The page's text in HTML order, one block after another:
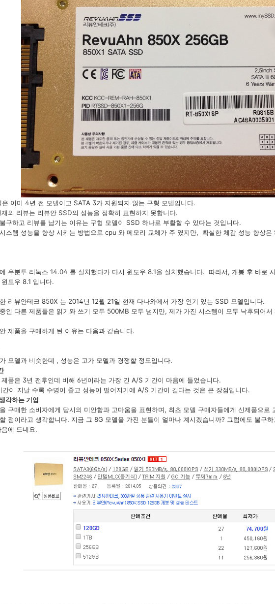
이미 4년 전 모델이고 SATA 3가 지원되지 않는 구형 모델입니다.
의 리뷰는 리뷰안 SSD의 성능을 정확히 표현하지 못합니다.
구하고 리뷰를 남기는 이유는 구형 모델이 SSD 하나로 부활할 수 있다는 것입니다.
스템 성능을 향상 시키는 방법으로 cpu 와 메모리 교체가 주 였지만, 확실한 체감 성능 향상은
우분투 리눅스 14.04 를 설치했다가 다시 윈도우 8.1을 설치했습니다. 따라서, 개봉 후 바로
도우 8.1 입니다.
리뷰안테크 850X 는 2014년 12월 21일 현재 다나와에서 가장 인기 있는 SSD 모델입니다.
인 다른 제품들은 읽기와 쓰기 모두 500MB 모두 넘지만, 제가 가진 시스템이 모두 낙후되어
제품을 구매하게 된 이유는 다음과 같습니다.
모델과 비슷한데 , 성능은 고가 모델과 경쟁할 정도입니다.
제품은 3년 전후인데 비해 6년이라는 가장 긴 A/S 기간이 마음에 들었습니다.
간이 지날 수록 수명이 줄고 성능이 떨어지기에 A/S 기간이 길다는 것은 큰 장점입니다.
각하는 기업
구매한 소비자에게 당시의 미안함과 고마움을 표현하며, 최초 모델 구매자들에게 신제품으로
점이라고 생각합니다. 지금 그 8G 모델을 가진 분들이 얼마나 계시겠습니까? 그럼에도 불구
에 드네요.